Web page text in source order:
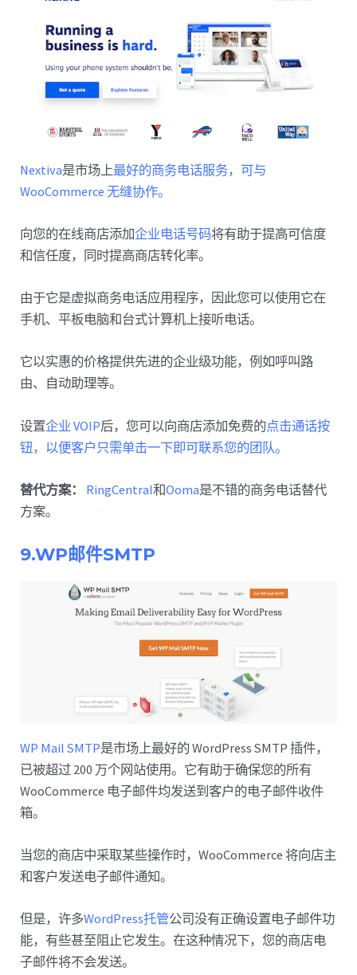
Nextiva是市场上最好的商务电话服务，可与
WooCommerce 无缝协作。
向您的在线商店添加企业电话号码将有助于提高可信度
和信任度，同时提高商店转化率。
由于它是虚拟商务电话应用程序，因此您可以使用它在
手机、平板电脑和台式计算机上接听电话。
它以实惠的价格提供先进的企业级功能，例如呼叫路
由、自动助理等。
设置企业 VOIP后，您可以向商店添加免费的点击通话按
钮，以便客户只需单击一下即可联系您的团队。
替代方案： RingCentral和Ooma是不错的商务电话替代
方案。
9.WP邮件SMTP
WP Mail SMTP是市场上最好的 WordPress SMTP 插件，
已被超过 200 万个网站使用。它有助于确保您的所有
WooCommerce 电子邮件均发送到客户的电子邮件收件
箱。
当您的商店中采取某些操作时，WooCommerce 将向店主
和客户发送电子邮件通知。
但是，许多WordPress托管公司没有正确设置电子邮件功
能，有些甚至阻止它发生。在这种情况下，您的商店电
子邮件将不会发送。